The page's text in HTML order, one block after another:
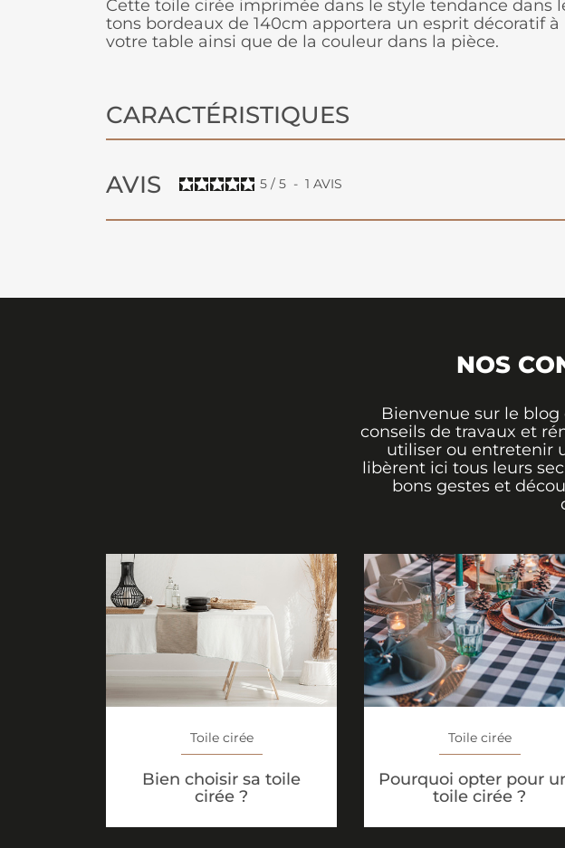
Cette toile cirée imprimée dans le style tendance dans
tons bordeaux de 140cm apportera un esprit décoratif à
votre table ainsi que de la couleur dans la pièce.
CARACTÉRISTIQUES
AVIS 5 / 5 - 1 AVIS
NOS
Bienvenue sur le
conseils de travaux et
utiliser ou entretenir
libèrent ici tous leurs
bons gestes et
Toile cirée
Bien choisir sa toile
cirée ?
Toile cirée
Pourquoi opter pour
toile cirée ?